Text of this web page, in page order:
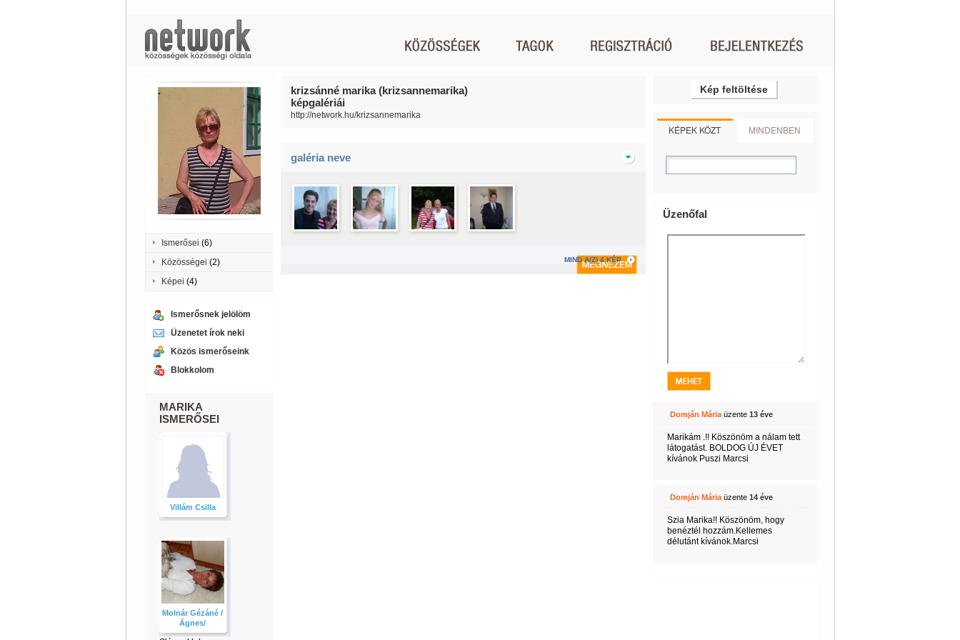
Ismerősei (6)
Közösségei (2)
Képei (4)
Ismerősnek jelölöm
Üzenetet írok neki
Közös ismerőseink
Blokkolom
MARIKA
ISMERŐSEI
Villám Csilla
Molnár Gézáné /
Ágnes/
krizsánné marika (krizsannemarika)
képgalériái
http://network.hu/krizsannemarika
galéria neve
MIND A(Z) 4 KÉP
Kép feltöltése
KÉPEK KÖZT MINDENBEN
Üzenőfal
Domján Máriaüzente 13 éve
Marikám .!! Köszönöm a nálam tett
látogatást. BOLDOG ÚJ ÉVET
kívánok Puszi Marcsi
Domján Máriaüzente 14 éve
Szia Marika!! Köszönöm, hogy
benéztél hozzám.Kellemes
délutánt kívánok.Marcsi